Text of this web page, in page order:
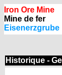
Iron Ore Mine
Mine de fer
Eisenerzgrube
Historique -